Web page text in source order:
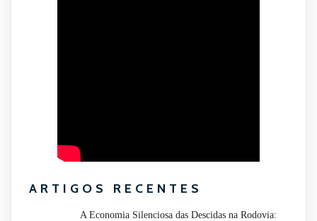
ARTIGOS RECENTES
A Economia Silenciosa das Descidas na Rodovia: